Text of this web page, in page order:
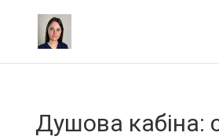
Душова кабіна: